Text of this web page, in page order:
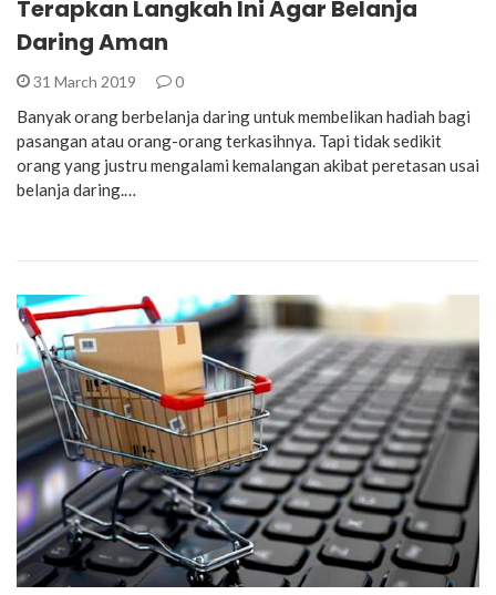
Terapkan Langkah Ini Agar Belanja
Daring Aman
31 March 2019 0
Banyak orang berbelanja daring untuk membelikan hadiah bagi
pasangan atau orang-orang terkasihnya. Tapi tidak sedikit
orang yang justru mengalami kemalangan akibat peretasan usai
belanja daring.…